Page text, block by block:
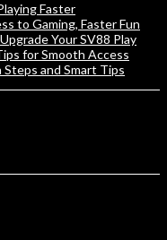
Faster
to Gaming, Faster Fun
Your SV88 Play
for Smooth Access
and Smart Tips